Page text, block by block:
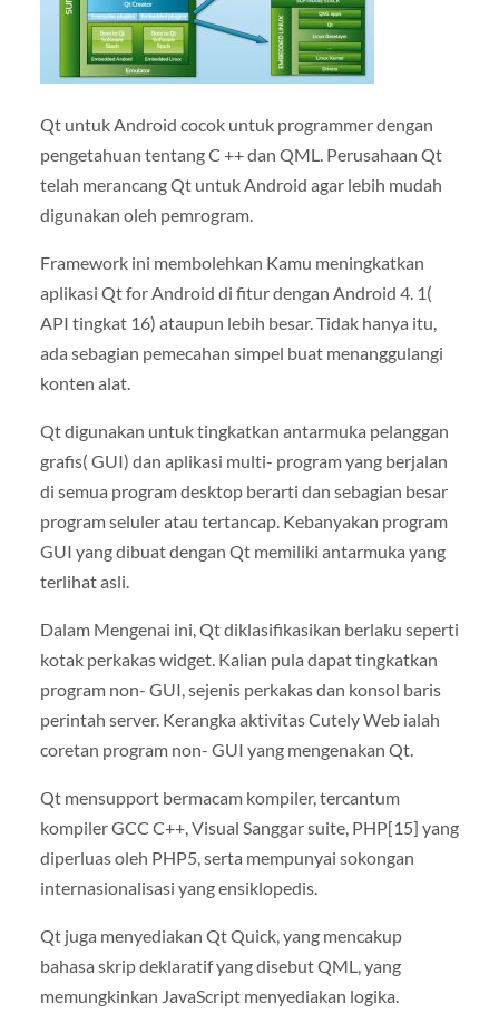
Qt untuk Android cocok untuk programmer dengan
pengetahuan tentang C ++ dan QML. Perusahaan Qt
telah merancang Qt untuk Android agar lebih mudah
digunakan oleh pemrogram.
Framework ini membolehkan Kamu meningkatkan
aplikasi Qt for Android di fitur dengan Android 4. 1(
API tingkat 16) ataupun lebih besar. Tidak hanya itu,
ada sebagian pemecahan simpel buat menanggulangi
konten alat.
Qt digunakan untuk tingkatkan antarmuka pelanggan
grafis( GUI) dan aplikasi multi- program yang berjalan
di semua program desktop berarti dan sebagian besar
program seluler atau tertancap. Kebanyakan program
GUI yang dibuat dengan Qt memiliki antarmuka yang
terlihat asli.
Dalam Mengenai ini, Qt diklasifikasikan berlaku seperti
kotak perkakas widget. Kalian pula dapat tingkatkan
program non- GUI, sejenis perkakas dan konsol baris
perintah server. Kerangka aktivitas Cutely Web ialah
coretan program non- GUI yang mengenakan Qt.
Qt mensupport bermacam kompiler, tercantum
kompiler GCC C++, Visual Sanggar suite, PHP[15] yang
diperluas oleh PHP5, serta mempunyai sokongan
internasionalisasi yang ensiklopedis.
Qt juga menyediakan Qt Quick, yang mencakup
bahasa skrip deklaratif yang disebut QML, yang
memungkinkan JavaScript menyediakan logika.